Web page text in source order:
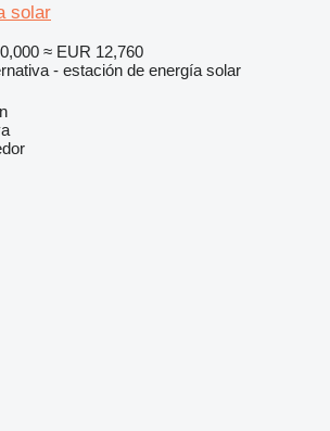
solar
≈ EUR 12,760
- estación de energía solar